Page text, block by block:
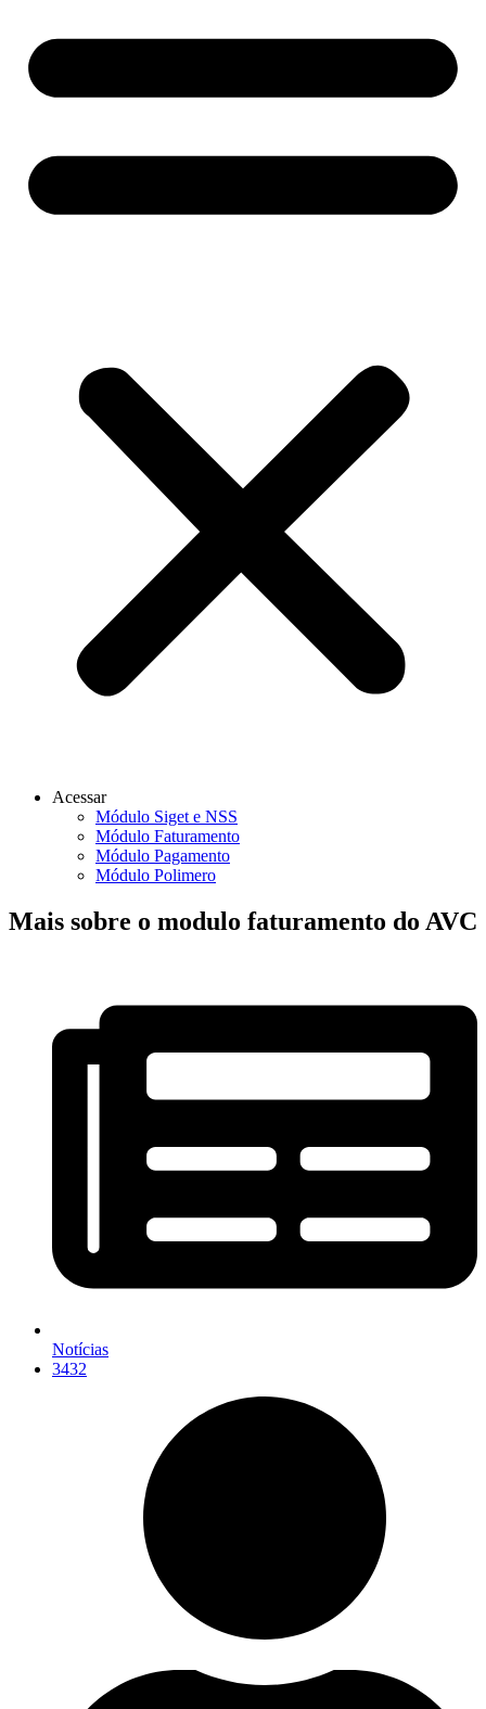
Acessar
Módulo Siget e NSS
Módulo Faturamento
Módulo Pagamento
Módulo Polimero
Mais sobre o modulo faturamento do AVC
Notícias
3432